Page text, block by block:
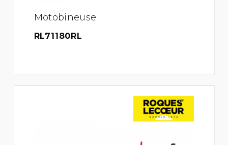
Motobineuse
RL71180RL